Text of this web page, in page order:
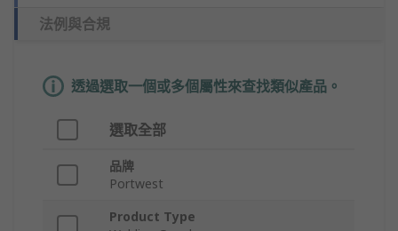
法例與合規
透過選取一個或多個屬性來查找類似產品。
選取全部
品牌
Portwest
Product Type